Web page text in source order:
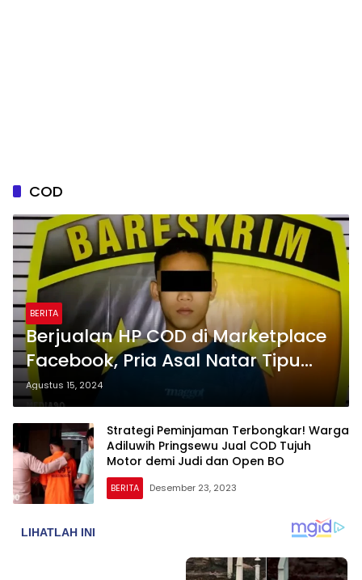
COD
BERITA
Berjualan HP COD di Marketplace
Facebook, Pria Asal Natar Tipu
Pembeli dengan Modus Ini
Agustus 15, 2024
Strategi Peminjaman Terbongkar! Warga
Adiluwih Pringsewu Jual COD Tujuh
Motor demi Judi dan Open BO
BERITA Desember 23, 2023